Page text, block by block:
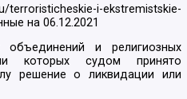
terroristicheskie-i-ekstremistskie-
на06.12.2021
и религиозных
которых судом принято
решение о ликвидации или